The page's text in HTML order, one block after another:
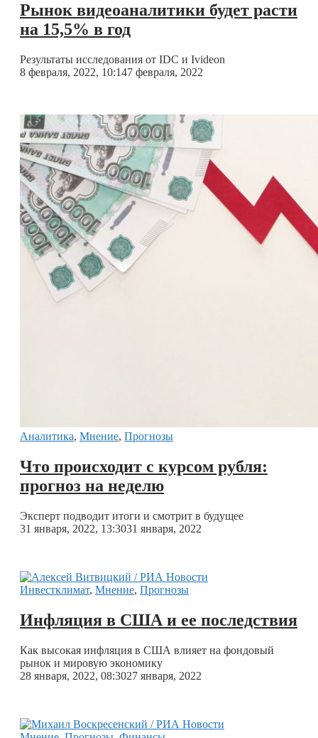
Рынок видеоаналитики будет расти
на 15,5% в год
Результаты исследования от IDC и Ivideon
8 февраля, 2022, 10:147 февраля, 2022
Аналитика, Мнение, Прогнозы
Что происходит с курсом рубля:
прогноз на неделю
Эксперт подводит итоги и смотрит в будущее
31 января, 2022, 13:3031 января, 2022
Инвестклимат, Мнение, Прогнозы
Инфляция в США и ее последствия
Как высокая инфляция в США влияет на фондовый
рынок и мировую экономику
28 января, 2022, 08:3027 января, 2022